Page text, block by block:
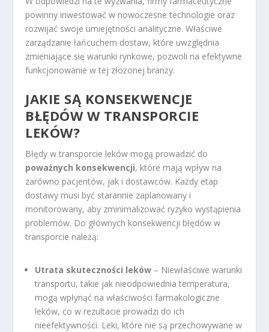
powinny inwestować w nowoczesne technologie oraz
rozwijać swoje umiejętności analityczne. Właściwe
zarządzanie łańcuchem dostaw, które uwzględnia
zmieniające się warunki rynkowe, pozwoli na efektywne
funkcjonowanie w tej złożonej branży.
JAKIE SĄ KONSEKWENCJE
BŁĘDÓW W TRANSPORCIE
LEKÓW?
Błędy w transporcie leków mogą prowadzić do
poważnych konsekwencji, które mają wpływ na
zarówno pacjentów, jak i dostawców. Każdy etap
dostawy musi być starannie zaplanowany i
monitorowany, aby zminimalizować ryzyko wystąpienia
problemów. Do głównych konsekwencji błędów w
transporcie należą:
Utrata skuteczności leków – Niewłaściwe warunki
transportu, takie jak nieodpowiednia temperatura,
mogą wpłynąć na właściwości farmakologiczne
leków, co w rezultacie prowadzi do ich
nieefektywności. Leki, które nie są przechowywane w